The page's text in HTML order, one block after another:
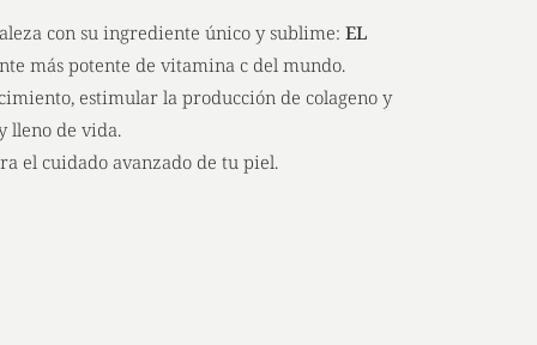
con su ingrediente único y sublime: EL
más potente de vitamina c del mundo.
estimular la producción de colageno y
lleno de vida.
el cuidado avanzado de tu piel.